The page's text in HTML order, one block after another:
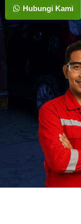
Hubungi Kami